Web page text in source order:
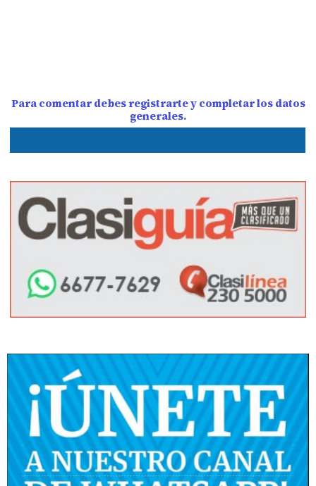
Para comentar debes registrarte y completar los datos
generales.